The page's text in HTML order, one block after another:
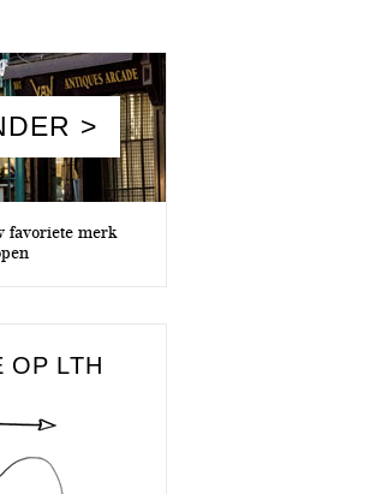
>
favoriete merk
OP LTH